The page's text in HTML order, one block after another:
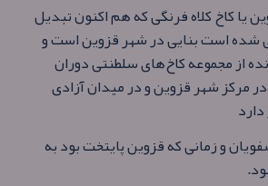
یا کاخ کلاه فرنگی که هم اکنون تبدیل
شده است بنایی در شهر قزوین است و
از مجموعه کاخ‌های سلطنتی دوران
مرکز شهر قزوین و در میدان آزادی
و زمانی که قزوین پایتخت بود به